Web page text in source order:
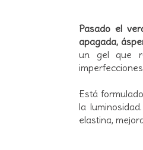
Pasado el
apagada,
un gel que
Está
la
elastina,